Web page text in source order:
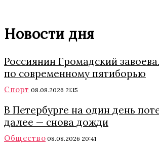
Новости дня
Россиянин Громадский
по современному пятиборью
Спорт 08.08.2026 21:15
В Петербурге на один день
далее — снова дожди
Общество 08.08.2026 20:41